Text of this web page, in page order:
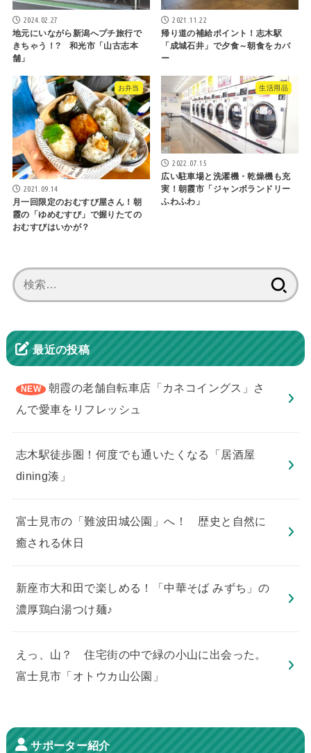
2024.02.27
地元にいながら新潟へプチ旅行で
きちゃう！? 和光市「山古志本
舗」
2021.11.22
帰り道の補給ポイント！志木駅
「成城石井」で夕食～朝食をカバ
ー
お弁当
2021.09.14
月一回限定のおむすび屋さん！朝
霞の「ゆめむすび」で握りたての
おむすびはいかが？
生活用品
2022.07.15
広い駐車場と洗濯機・乾燥機も充
実！朝霞市「ジャンボランドリー
ふわふわ」
索:
最近の投稿
朝霞の老舗自転車店「カネコイングス」さ
んで愛車をリフレッシュ
志木駅徒歩圏！何度でも通いたくなる「居酒屋
dining湊」
​富士見市の「難波田城公園」へ！ 歴史と自然に
癒される休日
新座市大和田で楽しめる！「中華そば みずち」の
濃厚鶏白湯つけ麺♪
えっ、山？ 住宅街の中で緑の小山に出会った。
富士見市「オトウカ山公園」
サポーター紹介